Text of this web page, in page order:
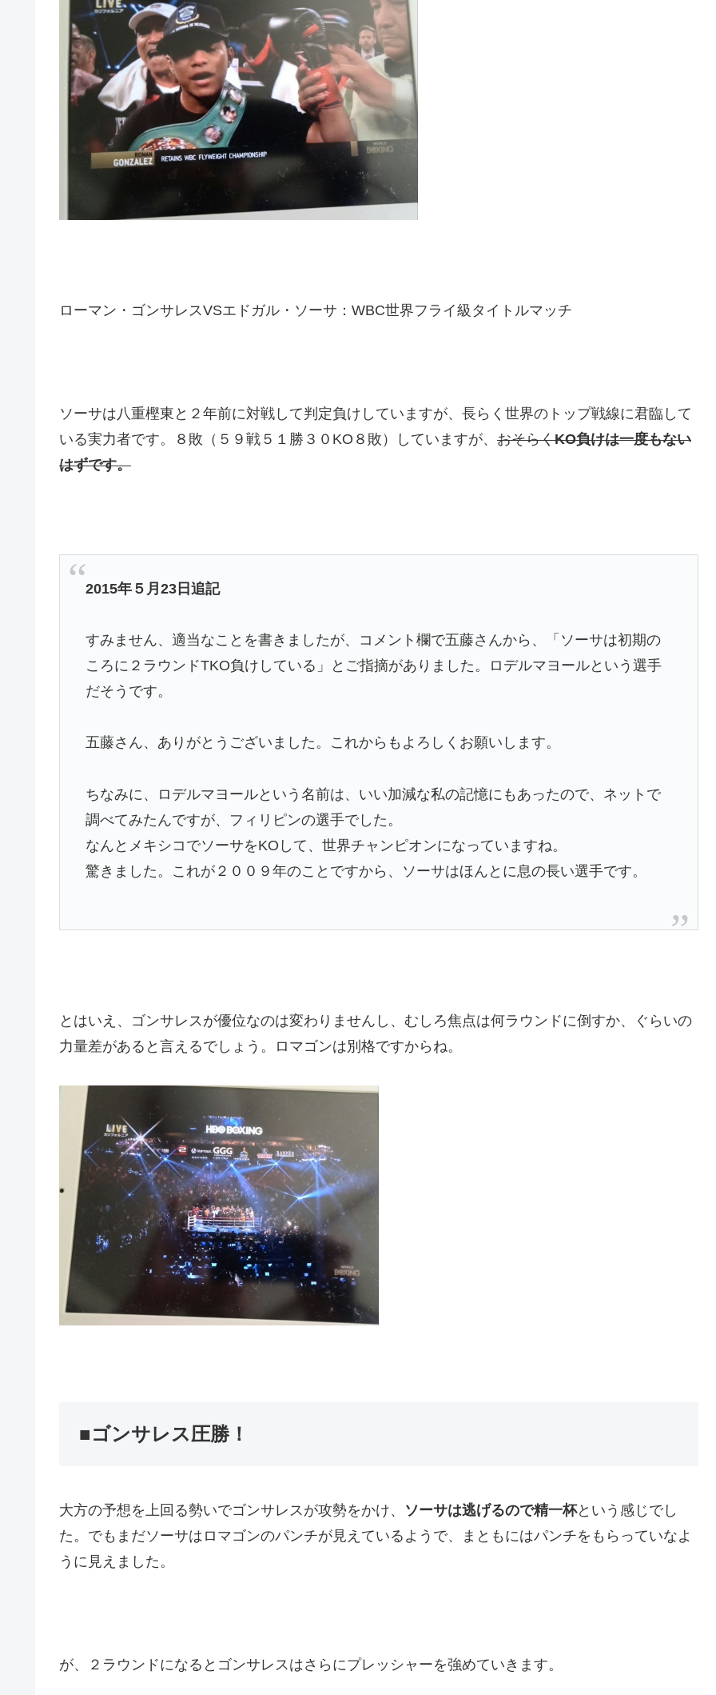
ローマン・ゴンサレスVSエドガル・ソーサ：WBC世界フライ級タイトルマッチ
ソーサは八重樫東と２年前に対戦して判定負けしていますが、長らく世界のトップ戦線に君臨して
いる実力者です。８敗（５９戦５１勝３０KO８敗）していますが、 おそらくKO負けは一度もない
はずです。
2015年５月23日追記
すみません、適当なことを書きましたが、コメント欄で五藤さんから、「ソーサは初期の
ころに２ラウンドTKO負けしている」とご指摘がありました。ロデルマヨールという選手
だそうです。
五藤さん、ありがとうございました。これからもよろしくお願いします。
ちなみに、ロデルマヨールという名前は、いい加減な私の記憶にもあったので、ネットで
調べてみたんですが、フィリピンの選手でした。
なんとメキシコでソーサをKOして、世界チャンピオンになっていますね。
驚きました。これが２００９年のことですから、ソーサはほんとに息の長い選手です。
とはいえ、ゴンサレスが優位なのは変わりませんし、むしろ焦点は何ラウンドに倒すか、ぐらいの
力量差があると言えるでしょう。ロマゴンは別格ですからね。
■ゴンサレス圧勝！
大方の予想を上回る勢いでゴンサレスが攻勢をかけ、 ソーサは逃げるので精一杯という感じでし
た。でもまだソーサはロマゴンのパンチが見えているようで、まともにはパンチをもらっていなよ
うに見えました。
が、２ラウンドになるとゴンサレスはさらにプレッシャーを強めていきます。